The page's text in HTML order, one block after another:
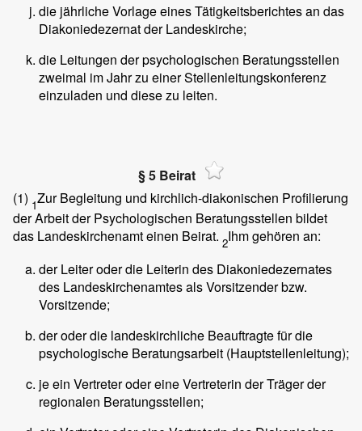
die jährliche Vorlage eines Tätigkeitsberichtes an das
Diakoniedezernat der Landeskirche;
die Leitungen der psychologischen Beratungsstellen
zweimal im Jahr zu einer Stellenleitungskonferenz
einzuladen und diese zu leiten.
§ 5 Beirat
(1) 1Zur Begleitung und kirchlich-diakonischen Profilierung
der Arbeit der Psychologischen Beratungsstellen bildet
das Landeskirchenamt einen Beirat. 2Ihm gehören an:
der Leiter oder die Leiterin des Diakoniedezernates
des Landeskirchenamtes als Vorsitzender bzw.
Vorsitzende;
der oder die landeskirchliche Beauftragte für die
psychologische Beratungsarbeit (Hauptstellenleitung);
je ein Vertreter oder eine Vertreterin der Träger der
regionalen Beratungsstellen;